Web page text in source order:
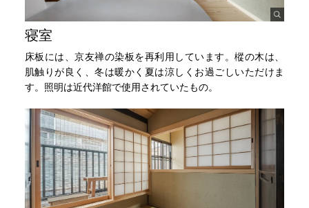
寝室
床板には、京友禅の染板を再利用しています。樅の木は、
肌触りが良く、冬は暖かく夏は涼しくお過ごしいただけま
す。照明は近代洋館で使用されていたもの。